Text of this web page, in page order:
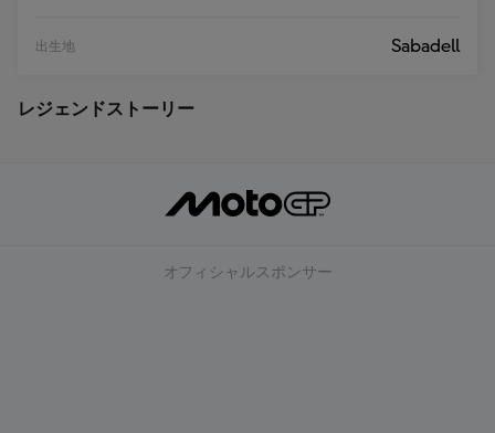
出生地 Sabadell
レジェンドストーリー
オフィシャルスポンサー